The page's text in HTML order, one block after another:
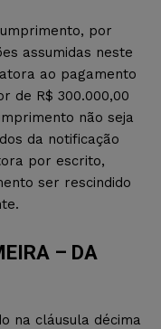
por
assumidas neste
ao pagamento
de R$ 300.000,00
não seja
da notificação
por escrito,
ser rescindido
– DA
na cláusula décima